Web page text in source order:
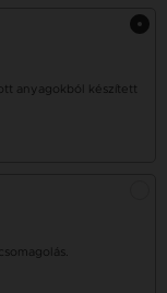
anyagokból készített